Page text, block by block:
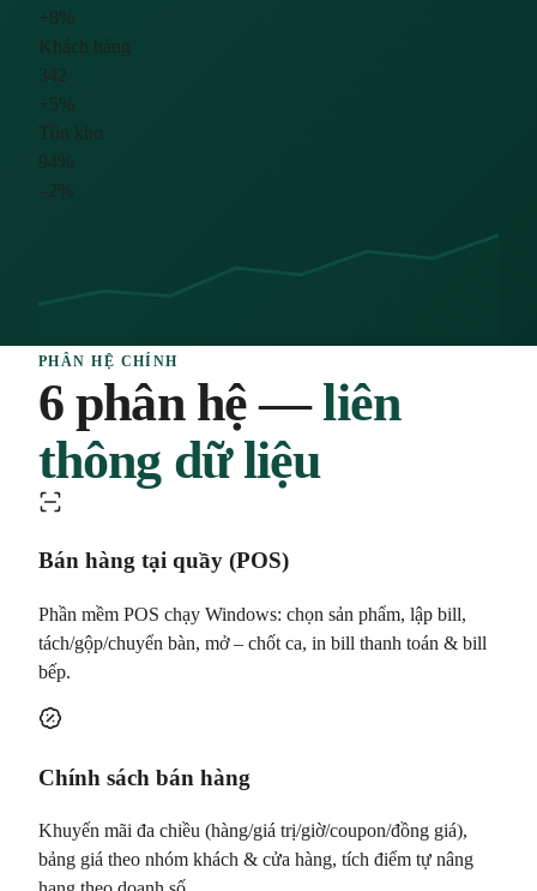
+8%
Khách hàng
342
+5%
Tồn kho
94%
–2%
PHÂN HỆ CHÍNH
6 phân hệ —liên
thông dữ liệu
Bán hàng tại quầy (POS)
Phần mềm POS chạy Windows: chọn sản phẩm, lập bill,
tách/gộp/chuyển bàn, mở – chốt ca, in bill thanh toán & bill
bếp.
Chính sách bán hàng
Khuyến mãi đa chiều (hàng/giá trị/giờ/coupon/đồng giá),
bảng giá theo nhóm khách & cửa hàng, tích điểm tự nâng